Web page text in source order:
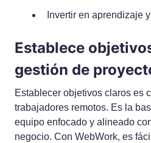
Invertir en aprendizaje
Establece
gestión de
Establecer objetivos claros es
trabajadores remotos. Es la
equipo enfocado y alineado
negocio. Con WebWork, es